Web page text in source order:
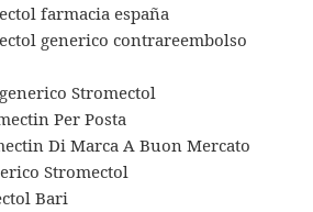
farmacia españa
generico contrareembolso
Stromectol
Per Posta
Di Marca A Buon Mercato
Stromectol
Bari